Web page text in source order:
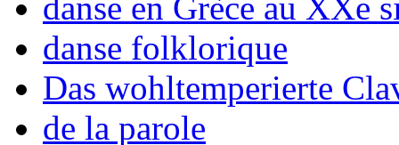
danse en Grèce au XXe
danse folklorique
Das wohltemperierte
de la parole